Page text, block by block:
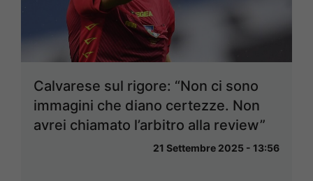
Calvarese sul rigore: “Non ci sono
immagini che diano certezze. Non
avrei chiamato l’arbitro alla review”
21 Settembre 2025 - 13:56